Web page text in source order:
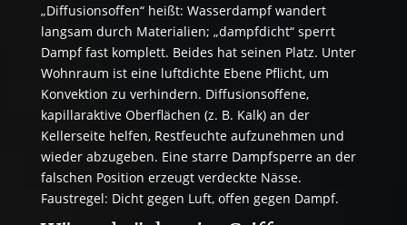
„Diffusionsoffen“ heißt: Wasserdampf wandert
langsam durch Materialien; „dampfdicht“ sperrt
Dampf fast komplett. Beides hat seinen Platz. Unter
Wohnraum ist eine luftdichte Ebene Pflicht, um
Konvektion zu verhindern. Diffusionsoffene,
kapillaraktive Oberflächen (z. B. Kalk) an der
Kellerseite helfen, Restfeuchte aufzunehmen und
wieder abzugeben. Eine starre Dampfsperre an der
falschen Position erzeugt verdeckte Nässe.
Faustregel: Dicht gegen Luft, offen gegen Dampf.